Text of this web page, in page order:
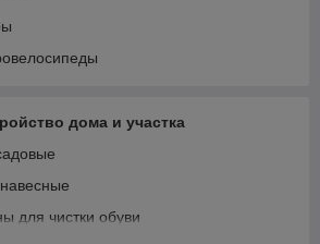
автомобильные
автоинструмент
садовые
(степлеры) для подвязки растений
садовые
канаты
дома и участка
для чистки обуви